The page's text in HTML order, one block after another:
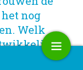
nog
Welk
maar